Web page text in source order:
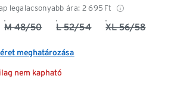
legalacsonyabb ára: 2 695 Ft
M 48/50 L 52/54 XL 56/58
meghatározása
nem kapható